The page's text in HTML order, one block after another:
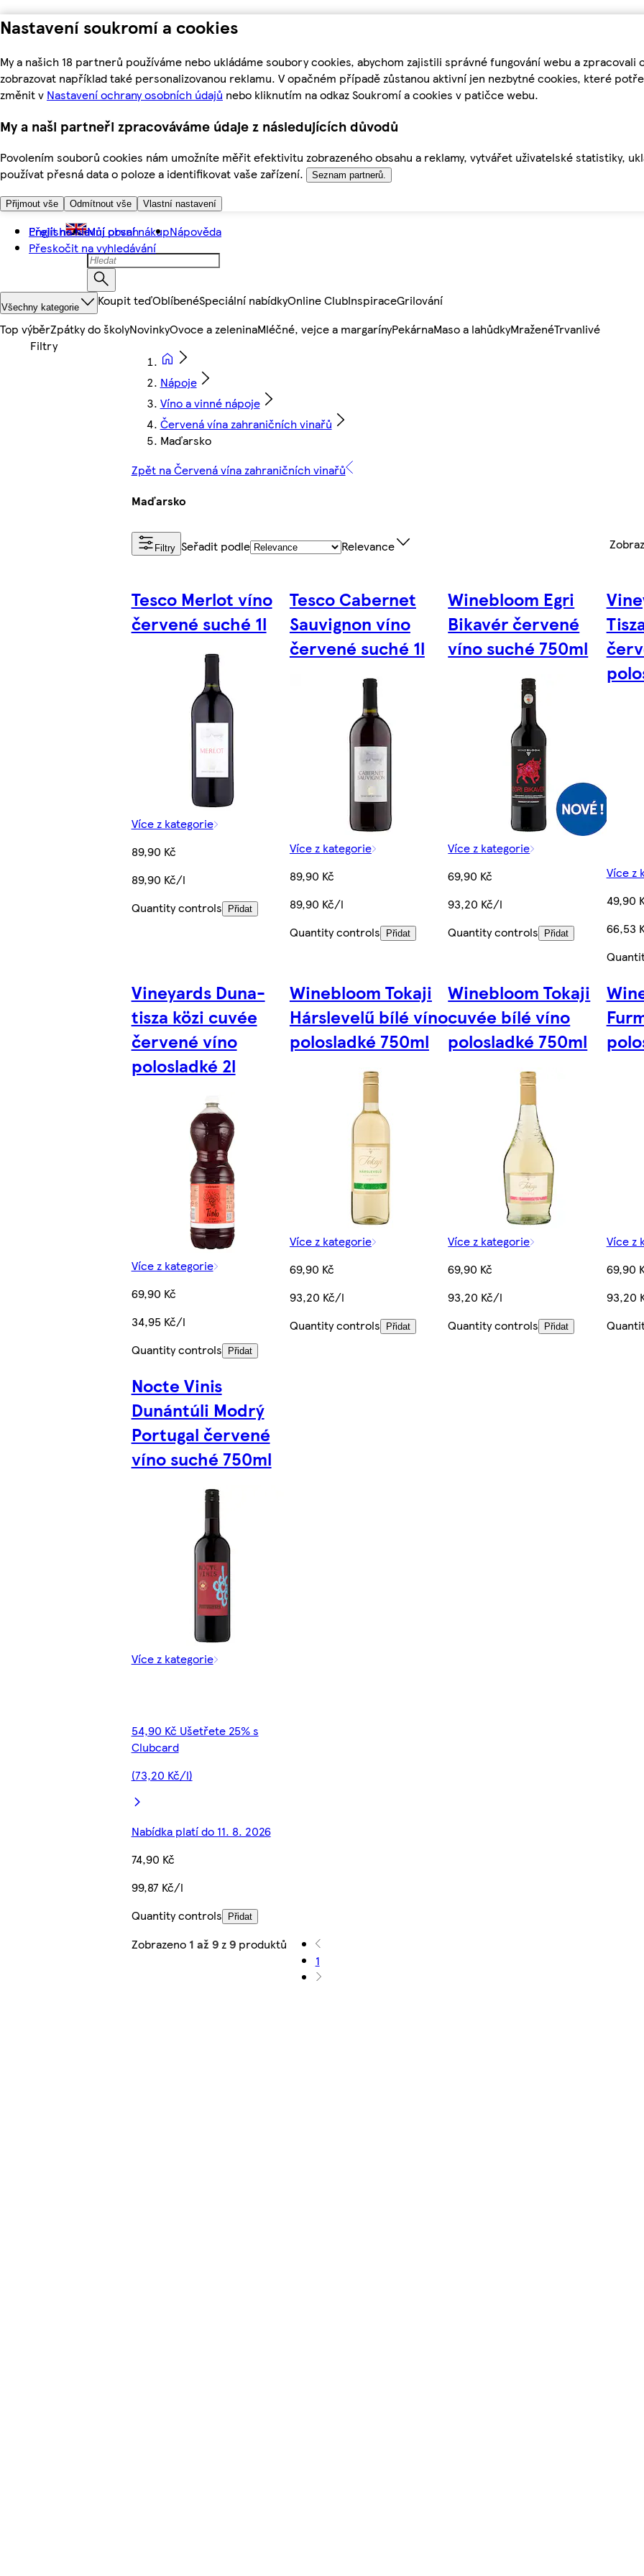
Nastavení soukromí a cookies
My a našich 18 partnerů používáme nebo ukládáme soubory cookies, abychom zajistili správné fungování webu a
zobrazovat například také personalizovanou reklamu. V opačném případě zůstanou aktivní jen nezbytné cookies, které
změnit v Nastavení ochrany osobních údajů nebo kliknutím na odkaz Soukromí a cookies v patičce webu.
My a naši partneři zpracováváme údaje z následujících důvodů
Povolením souborů cookies nám umožníte měřit efektivitu zobrazeného obsahu a reklamy, vytvářet uživatelské statistiky,
používat přesná data o poloze a identifikovat vaše zařízení.
Seznam partnerů.
Přijmout vše Odmítnout vše Vlastní nastavení
Přejít na hlavní obsah
Přeskočit na vyhledávání
English Můj první nákupNápověda
Všechny kategorie Koupit teďOblíbenéSpeciální nabídkyOnline ClubInspiraceGrilování
Top výběrZpátky do školyNovinkyOvoce a zeleninaMléčné, vejce a margarínyPekárnaMaso a lahůdkyMraženéTrvanlivé
Nápoje
Víno a vinné nápoje
Červená vína zahraničních vinařů
Maďarsko
Zpět na Červená vína zahraničních vinařů
Maďarsko
Filtry Seřadit podle Relevance
Tesco Merlot víno
červené suché 1l
Více z kategorie
89,90 Kč
89,90 Kč/l
Quantity controls
Přidat
Tesco Cabernet
Sauvignon víno
červené suché 1l
Více z kategorie
89,90 Kč
89,90 Kč/l
Quantity controls
Přidat
Winebloom Egri
Bikavér červené
víno suché 750ml
Více z kategorie
69,90 Kč
93,20 Kč/l
Quantity controls
Přidat
Více z
49,90
66,53
Vineyards Duna-
tisza közi cuvée
červené víno
polosladké 2l
Více z kategorie
69,90 Kč
34,95 Kč/l
Quantity controls
Přidat
Winebloom Tokaji
Hárslevelű bílé víno
polosladké 750ml
Více z kategorie
69,90 Kč
93,20 Kč/l
Quantity controls
Přidat
Winebloom Tokaji
cuvée bílé víno
polosladké 750ml
Více z kategorie
69,90 Kč
93,20 Kč/l
Quantity controls
Přidat
Více z
69,90
93,20
Nocte Vinis
Dunántúli Modrý
Portugal červené
víno suché 750ml
Více z kategorie
54,90 Kč Ušetřete 25% s
Clubcard
(73,20 Kč/l)
Nabídka platí do 11. 8. 2026
74,90 Kč
99,87 Kč/l
Quantity controls
Přidat
Zobrazeno 1 až 9z9produktů
1